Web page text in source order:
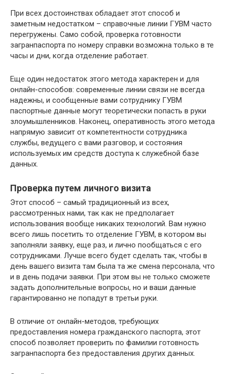
При всех достоинствах обладает этот способ и
заметным недостатком – справочные линии ГУВМ часто
перегружены. Само собой, проверка готовности
загранпаспорта по номеру справки возможна только в те
часы и дни, когда отделение работает.
Еще один недостаток этого метода характерен и для
онлайн-способов: современные линии связи не всегда
надежны, и сообщенные вами сотруднику ГУВМ
паспортные данные могут теоретически попасть в руки
злоумышленников. Наконец, оперативность этого метода
напрямую зависит от компетентности сотрудника
службы, ведущего с вами разговор, и состояния
используемых им средств доступа к служебной базе
данных.
Проверка путем личного визита
Этот способ – самый традиционный из всех,
рассмотренных нами, так как не предполагает
использования вообще никаких технологий. Вам нужно
всего лишь посетить то отделение ГУВМ, в котором вы
заполняли заявку, еще раз, и лично пообщаться с его
сотрудниками. Лучше всего будет сделать так, чтобы в
день вашего визита там была та же смена персонала, что
и в день подачи заявки. При этом вы не только сможете
задать дополнительные вопросы, но и ваши данные
гарантированно не попадут в третьи руки.
В отличие от онлайн-методов, требующих
предоставления номера гражданского паспорта, этот
способ позволяет проверить по фамилии готовность
загранпаспорта без предоставления других данных.